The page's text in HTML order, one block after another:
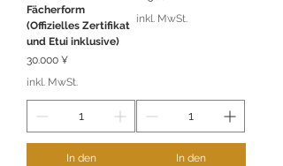
Fächerform
(Offizielles Zertifikat
und Etui inklusive)
Preis
30.000 ¥
inkl. MwSt.
In den
inkl. MwSt.
In den